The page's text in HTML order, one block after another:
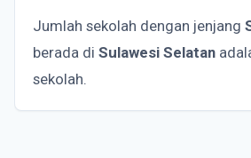
Jumlah sekolah dengan jenjang
berada di Sulawesi Selatan
sekolah.